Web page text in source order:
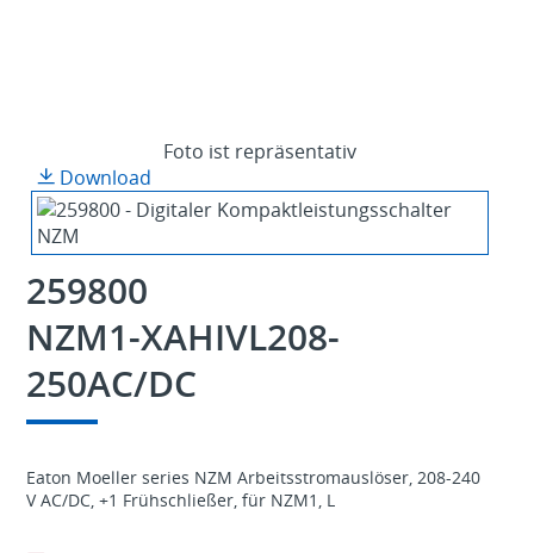
Foto ist repräsentativ
Download
259800
NZM1-XAHIVL208-
250AC/DC
Eaton Moeller series NZM Arbeitsstromauslöser, 208-240
V AC/DC, +1 Frühschließer, für NZM1, L